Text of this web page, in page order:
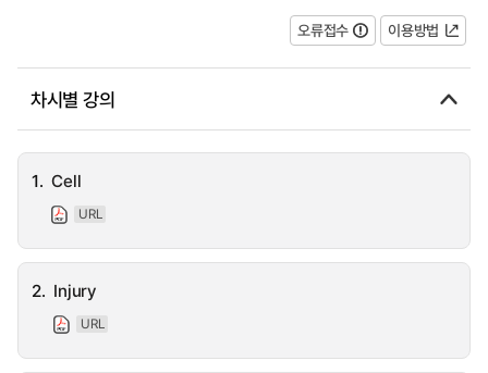
오류접수 이용방법
차시별 강의
1. Cell
URL
2. Injury
URL